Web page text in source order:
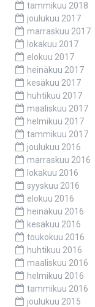
tammikuu 2018
joulukuu 2017
marraskuu 2017
lokakuu 2017
elokuu 2017
heinäkuu 2017
kesäkuu 2017
huhtikuu 2017
maaliskuu 2017
helmikuu 2017
tammikuu 2017
joulukuu 2016
marraskuu 2016
lokakuu 2016
syyskuu 2016
elokuu 2016
heinäkuu 2016
kesäkuu 2016
toukokuu 2016
huhtikuu 2016
maaliskuu 2016
helmikuu 2016
tammikuu 2016
joulukuu 2015